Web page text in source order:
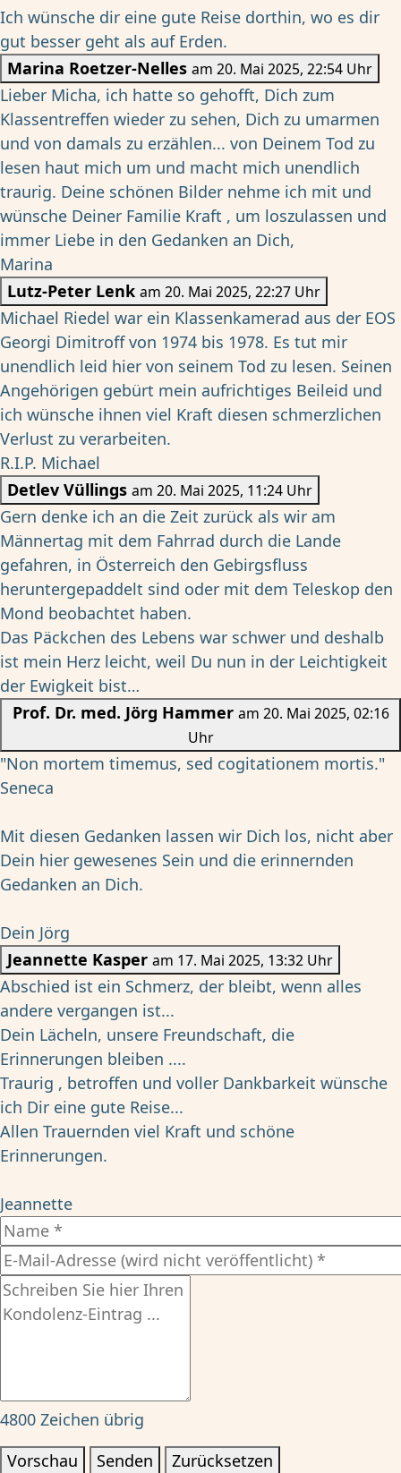
Ich wünsche dir eine gute Reise dorthin, wo es dir
gut besser geht als auf Erden.
Marina Roetzer-Nelles
am 20. Mai 2025, 22:54 Uhr
Lieber Micha, ich hatte so gehofft, Dich zum
Klassentreffen wieder zu sehen, Dich zu umarmen
und von damals zu erzählen... von Deinem Tod zu
lesen haut mich um und macht mich unendlich
traurig. Deine schönen Bilder nehme ich mit und
wünsche Deiner Familie Kraft , um loszulassen und
immer Liebe in den Gedanken an Dich,
Marina
Lutz-Peter Lenk
am 20. Mai 2025, 22:27 Uhr
Michael Riedel war ein Klassenkamerad aus der EOS
Georgi Dimitroff von 1974 bis 1978. Es tut mir
unendlich leid hier von seinem Tod zu lesen. Seinen
Angehörigen gebürt mein aufrichtiges Beileid und
ich wünsche ihnen viel Kraft diesen schmerzlichen
Verlust zu verarbeiten.
R.I.P. Michael
Detlev Vüllings
am 20. Mai 2025, 11:24 Uhr
Gern denke ich an die Zeit zurück als wir am
Männertag mit dem Fahrrad durch die Lande
gefahren, in Österreich den Gebirgsfluss
heruntergepaddelt sind oder mit dem Teleskop den
Mond beobachtet haben.
Das Päckchen des Lebens war schwer und deshalb
ist mein Herz leicht, weil Du nun in der Leichtigkeit
der Ewigkeit bist…
Prof. Dr. med. Jörg Hammer am 20. Mai 2025, 02:16
Uhr
"Non mortem timemus, sed cogitationem mortis."
Seneca
Mit diesen Gedanken lassen wir Dich los, nicht aber
Dein hier gewesenes Sein und die erinnernden
Gedanken an Dich.
Dein Jörg
Jeannette Kasper
am 17. Mai 2025, 13:32 Uhr
Abschied ist ein Schmerz, der bleibt, wenn alles
andere vergangen ist...
Dein Lächeln, unsere Freundschaft, die
Erinnerungen bleiben ....
Traurig , betroffen und voller Dankbarkeit wünsche
ich Dir eine gute Reise...
Allen Trauernden viel Kraft und schöne
Erinnerungen.
Jeannette
4800 Zeichen übrig
Vorschau
Senden Zurücksetzen